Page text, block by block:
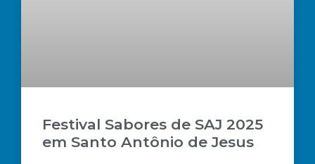
Festival Sabores de SAJ 2025
em Santo Antônio de Jesus